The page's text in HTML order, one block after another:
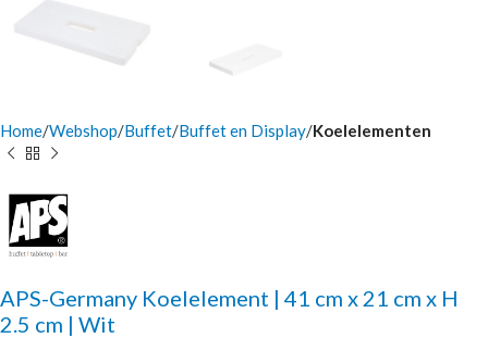
Home Webshop Buffet Buffet en Display Koelelementen
APS-Germany Koelelement | 41 cm x 21 cm x H
2.5 cm | Wit